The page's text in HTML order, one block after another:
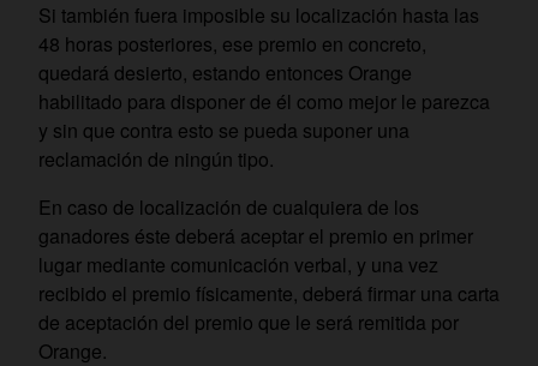
Si también fuera imposible su localización hasta las
48 horas posteriores, ese premio en concreto,
quedará desierto, estando entonces Orange
habilitado para disponer de él como mejor le parezca
y sin que contra esto se pueda suponer una
reclamación de ningún tipo.
En caso de localización de cualquiera de los
ganadores éste deberá aceptar el premio en primer
lugar mediante comunicación verbal, y una vez
recibido el premio físicamente, deberá firmar una carta
de aceptación del premio que le será remitida por
Orange.